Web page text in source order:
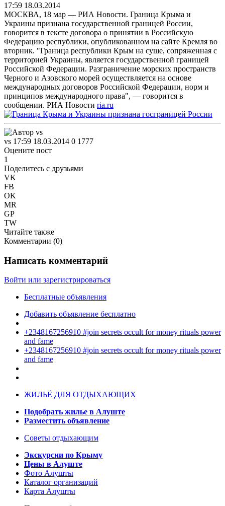
17:59 18.03.2014
МОСКВА, 18 мар — РИА Новости. Граница Крыма и
Украины признана государственной границей России,
говорится в тексте договора о принятии в Российскую
Федерацию республики, опубликованном на сайте Кремля во
вторник. "Граница республики Крым на суше, сопряженная с
территорией Украины, является государственной границей
Российской Федерации. Разграничение морских пространств
Черного и Азовского морей осуществляется на основе
международных договоров Российской Федерации, норм и
принципов международного права", — говорится в
сообщении. РИА Новости ria.ru
vs 17:59 18.03.2014 0 1777
Оцените пост
1
Поделитесь с друзьями
VK
FB
OK
MR
GP
TW
Читайте также
Комментарии (0)
Написать комментарий
Войти или зарегистрироваться
Бесплатные объявления
Добавить объявление бесплатно
+2348167256910 #join secrets occult for money rituals power
and fame
+2348167256910 #join secrets occult for money rituals power
and fame
ЖИЛЬЁ ДЛЯ ОТДЫХАЮЩИХ
Подобрать жилье в Алуште
Разместить объявление
Советы отдыхающим
Экскурсии по Крыму
Цены в Алуште
Фото Алушты
Каталог организаций
Карта Алушты